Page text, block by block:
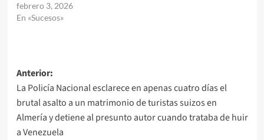
febrero 3, 2026
En «Sucesos»
Navegación
de
entradas
Anterior:
La Policía Nacional esclarece en apenas cuatro días el
brutal asalto a un matrimonio de turistas suizos en
Almería y detiene al presunto autor cuando trataba de huir
a Venezuela